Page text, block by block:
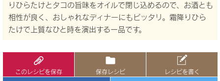
りひらたけとタコの旨味をオイルで閉じ込めるので、お酒とも
相性が良く、おしゃれなディナーにもピッタリ。霜降りひら
たけで上質なひと時を演出する一品です。
このレシピを保存 保存レシピ レシピを書く